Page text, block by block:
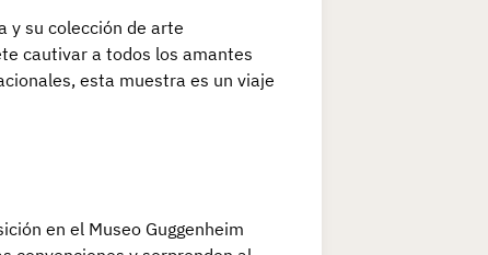
y su colección de arte
cautivar a todos los amantes
esta muestra es un viaje
en el Museo Guggenheim